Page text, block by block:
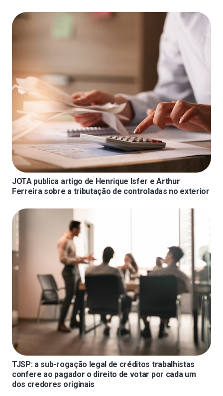
JOTA publica artigo de Henrique Isfer e Arthur
Ferreira sobre a tributação de controladas no exterior
TJSP: a sub-rogação legal de créditos trabalhistas
confere ao pagador o direito de votar por cada um
dos credores originais